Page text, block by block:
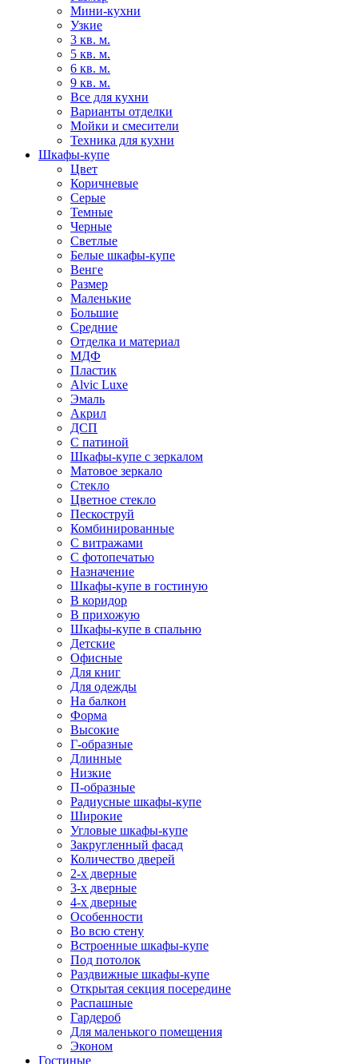
Мини-кухни
Узкие
3 кв. м.
5 кв. м.
6 кв. м.
9 кв. м.
Все для кухни
Варианты отделки
Мойки и смесители
Техника для кухни
Шкафы-купе
Цвет
Коричневые
Серые
Темные
Черные
Светлые
Белые шкафы-купе
Венге
Размер
Маленькие
Большие
Средние
Отделка и материал
МДФ
Пластик
Alvic Luxe
Эмаль
Акрил
ДСП
С патиной
Шкафы-купе с зеркалом
Матовое зеркало
Стекло
Цветное стекло
Пескоструй
Комбинированные
С витражами
С фотопечатью
Назначение
Шкафы-купе в гостиную
В коридор
В прихожую
Шкафы-купе в спальню
Детские
Офисные
Для книг
Для одежды
На балкон
Форма
Высокие
Г-образные
Длинные
Низкие
П-образные
Радиусные шкафы-купе
Широкие
Угловые шкафы-купе
Закругленный фасад
Количество дверей
2-х дверные
3-х дверные
4-х дверные
Особенности
Во всю стену
Встроенные шкафы-купе
Под потолок
Раздвижные шкафы-купе
Открытая секция посередине
Распашные
Гардероб
Для маленького помещения
Эконом
Гостиные